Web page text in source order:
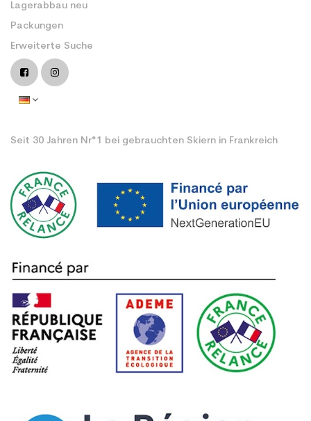
Lagerabbau neu
Packungen
Erweiterte Suche
Seit 30 Jahren Nr°1 bei gebrauchten Skiern in Frankreich